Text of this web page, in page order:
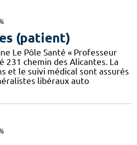
(patient)
Le Pôle Santé « Professeur
231 chemin des Alicantes. La
et le suivi médical sont assurés
libéraux auto